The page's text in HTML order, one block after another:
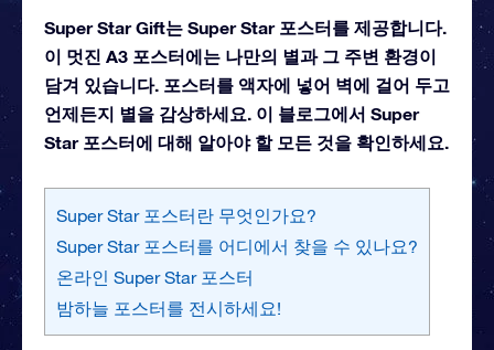
Super Star Gift는 Super Star 포스터를 제공합니다.
이 멋진 A3 포스터에는 나만의 별과 그 주변 환경이
담겨 있습니다. 포스터를 액자에 넣어 벽에 걸어 두고
언제든지 별을 감상하세요. 이 블로그에서 Super
Star 포스터에 대해 알아야 할 모든 것을 확인하세요.
Super Star 포스터란 무엇인가요?
Super Star 포스터를 어디에서 찾을 수 있나요?
온라인 Super Star 포스터
밤하늘 포스터를 전시하세요!